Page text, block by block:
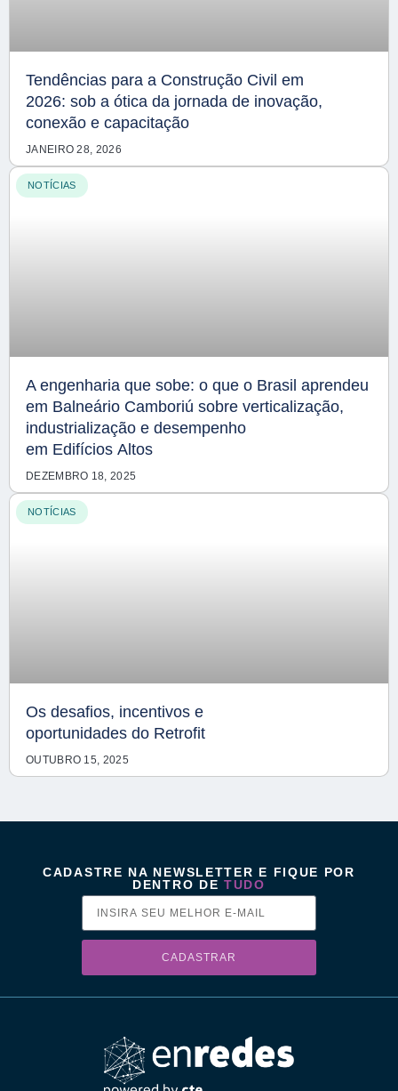
Tendências para a Construção Civil em
2026: sob a ótica da jornada de inovação,
conexão e capacitação
JANEIRO 28, 2026
NOTÍCIAS
A engenharia que sobe: o que o Brasil aprendeu
em Balneário Camboriú sobre verticalização,
industrialização e desempenho
em Edifícios Altos
DEZEMBRO 18, 2025
NOTÍCIAS
Os desafios, incentivos e
oportunidades do Retrofit
OUTUBRO 15, 2025
CADASTRE NA NEWSLETTER E FIQUE POR
DENTRO DETUDO
CADASTRAR